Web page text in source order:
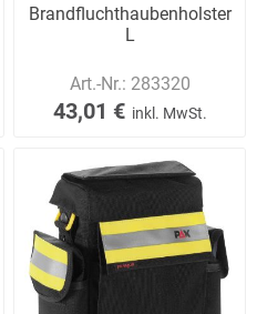
Brandfluchthaubenholster
L
Art.-Nr.: 283320
43,01 € inkl. MwSt.